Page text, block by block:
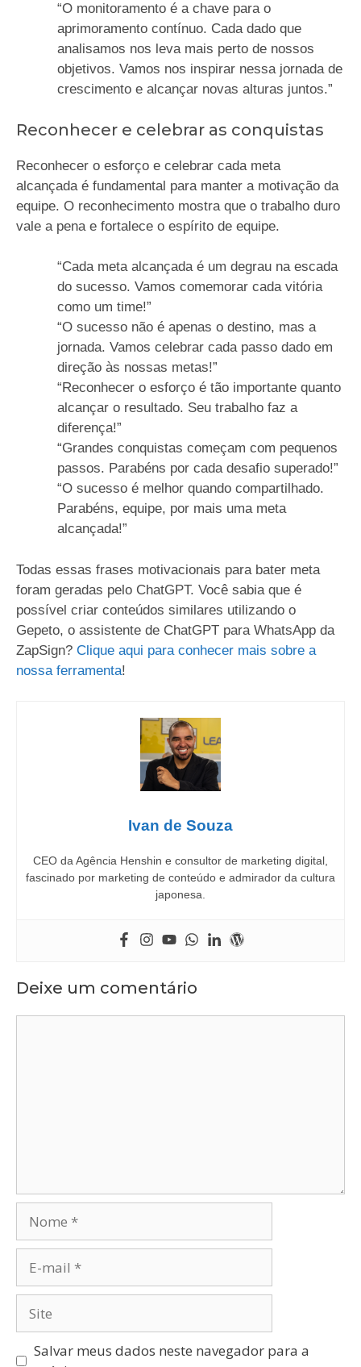
“O monitoramento é a chave para o
aprimoramento contínuo. Cada dado que
analisamos nos leva mais perto de nossos
objetivos. Vamos nos inspirar nessa jornada de
crescimento e alcançar novas alturas juntos.”
Reconhecer e celebrar as conquistas
Reconhecer o esforço e celebrar cada meta
alcançada é fundamental para manter a motivação da
equipe. O reconhecimento mostra que o trabalho duro
vale a pena e fortalece o espírito de equipe.
“Cada meta alcançada é um degrau na escada
do sucesso. Vamos comemorar cada vitória
como um time!”
“O sucesso não é apenas o destino, mas a
jornada. Vamos celebrar cada passo dado em
direção às nossas metas!”
“Reconhecer o esforço é tão importante quanto
alcançar o resultado. Seu trabalho faz a
diferença!”
“Grandes conquistas começam com pequenos
passos. Parabéns por cada desafio superado!”
“O sucesso é melhor quando compartilhado.
Parabéns, equipe, por mais uma meta
alcançada!”
Todas essas frases motivacionais para bater meta
foram geradas pelo ChatGPT. Você sabia que é
possível criar conteúdos similares utilizando o
Gepeto, o assistente de ChatGPT para WhatsApp da
ZapSign? Clique aqui para conhecer mais sobre a
nossa ferramenta!
Ivan de Souza
CEO da Agência Henshin e consultor de marketing digital,
fascinado por marketing de conteúdo e admirador da cultura
japonesa.
Deixe um comentário
Salvar meus dados neste navegador para a